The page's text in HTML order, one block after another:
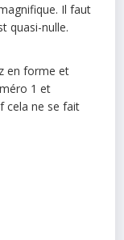
Il faut
quasi-nulle.
en forme et
1 et
cela ne se fait